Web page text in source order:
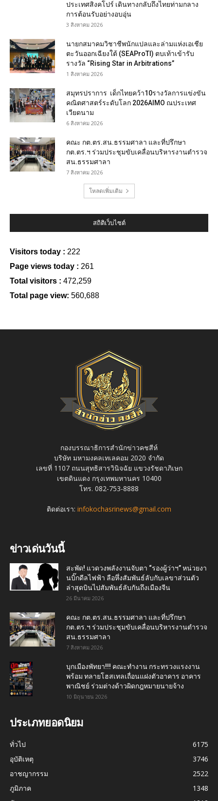
ประเทศสิงคโปร์ เดินทางกลับถึงไทยท่ามกลาง
การต้อนรับอย่างอบอุ่น
3 สิงหาคม 2026
นายกสมาคมวิชาชีพนักแปลและล่ามแห่งเอเชีย
ตะวันออกเฉียงใต้ (SEAProTI) ตบเท้าเข้ารับ
รางวัล “Rising Star in Arbitrations”
1 สิงหาคม 2026
สมุทรปราการ เด็กไทยคว้า10รางวัลการแข่งขัน
คณิตศาสตร์ระดับโลก 2026AIMO ณประเทศ
เวียดนาม
6 สิงหาคม 2026
คณะ กต.ตร.สน.ธรรมศาลา และที่ปรึกษา
กต.ตร.ฯ ร่วมประชุมขับเคลื่อนบริหารงานตำรวจ
สน.ธรรมศาลา
7 สิงหาคม 2026
โหลดเพิ่มเติม
สถิติเว็บไซต์
Visitors today : 222
Page views today : 261
Total visitors : 472,259
Total page view: 560,688
กองบรรณาธิการสำนักข่าวคชสีห์
บริษัท มหามงคลเทเลคอม 2020 จำกัด
เลขที่ 1107 ถนนสุทธิสารวินิจฉัย แขวงรัชดาภิเษก
เขตดินแดง กรุงเทพมหานคร 10400
โทร. 082-753-8888
ติดต่อเรา: infokochasrinews@gmail.com
ข่าวเด่นวันนี้
สะพัด! แวดวงพลังงานจับตา “รองผู้ว่าฯ” หน่วยงา
นบิ๊กดีลไฟฟ้า ลือหึ่งสัมพันธ์ลับกับเลขาส่วนตัว
ล่าสุดบินไปสัมพันธ์ลับกันถึงเมืองจีน
26 มีนาคม 2026
คณะ กต.ตร.สน.ธรรมศาลา และที่ปรึกษา
กต.ตร.ฯ ร่วมประชุมขับเคลื่อนบริหารงานตำรวจ
สน.ธรรมศาลา
7 สิงหาคม 2026
บุกเมืองพัทยา!!! คณะทำงาน กระทรวงแรงงาน
พร้อม ทลายโฮสเทลเถื่อนแฝงตัวอาคาร อาคาร
พาณิชย์ ร่วมต่างด้าวผิดกฎหมายนายจ้าง
10 มิถุนายน 2026
ประเภทยอดนิยม
ทั่วไป
6175
อุบัติเหตุ
3746
อาชญากรรม
2522
ภูมิภาค
1348